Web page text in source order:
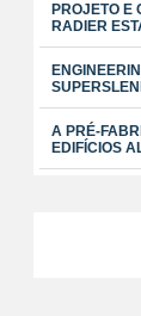
PROJETO E
RADIER
A PRÉ-
EDIFÍCIOS